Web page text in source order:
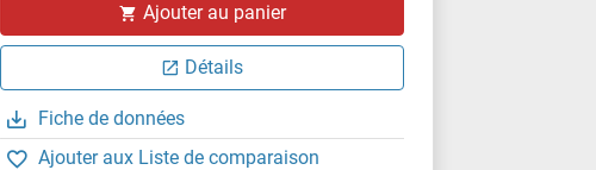
Ajouter au panier
Détails
Fiche de données
Ajouter aux Liste de comparaison